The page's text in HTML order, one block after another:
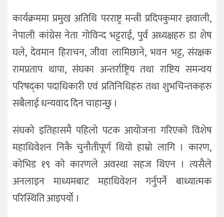
कार्यक्रममा प्रमुख अतिथि परराष्ट्र मन्त्री प्रदिपकुमार ज्ञवाली,
नेपाली कांग्रेस नेता गोविन्द भट्टराई, पुर्व अध्यक्षहरु डा शेष
घले, देवमान हिराचन, जीवा लामिछाने, भवन भट्ट, संरक्षक
रामप्रताप थापा, संघका अन्तर्राष्ट्रिय तथा राष्टिय समन्वय
परिषद्का पदाधिकारी एवं प्रतिनिधिहरु तथा शुभचिन्तकहरु
सबैलाई धन्यवाद दिन चाहान्छु ।
संघको इतिहासमै पहिलो पटक आयोजना गरिएको विशेष
महाधिवेशन निकै चुनौतीपूर्ण थियो हाम्रो लागि । कारण,
कोभिड १९ को कारणले अवस्था सहज थिएन । त्यसैले
अनलाइन माध्यमबाट महाधिवेशन गर्नुपर्ने बाध्यात्मक
परिस्थिति आइपर्यो ।